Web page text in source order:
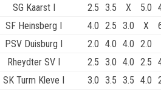
SG Kaarst I 2.5 3.5 X 5.0
SF Heinsberg I 4.0 2.5 3.0 X
PSV Duisburg I 2.0 4.0 4.0 2.0
Rheydter SV I 2.5 3.0 4.0 2.5
SK Turm Kleve I 3.0 3.5 3.5 4.0